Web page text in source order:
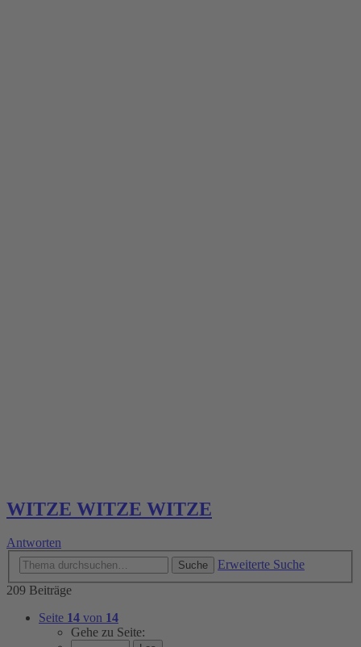
WITZE WITZE WITZE
Antworten
Suche
Erweiterte Suche
209 Beiträge
Seite 14 von 14
Gehe zu Seite: